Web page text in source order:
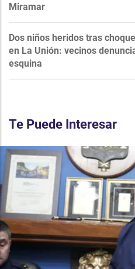
Miramar
Dos niños heridos tras
en La Unión: vecinos
esquina
Te Puede Interesar